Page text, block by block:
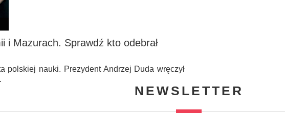
i Mazurach. Sprawdź kto odebrał
polskiej nauki. Prezydent Andrzej Duda wręczył
NEWSLETTER